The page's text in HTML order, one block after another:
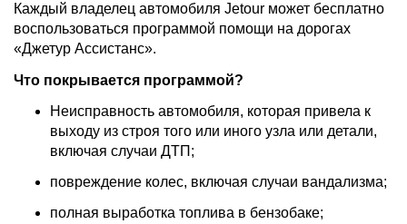
Каждый владелец автомобиля Jetour может бесплатно
воспользоваться программой помощи на дорогах
«Джетур Ассистанс».
Что покрывается программой?
Неисправность автомобиля, которая привела к
выходу из строя того или иного узла или детали,
включая случаи ДТП;
повреждение колес, включая случаи вандализма;
полная выработка топлива в бензобаке;